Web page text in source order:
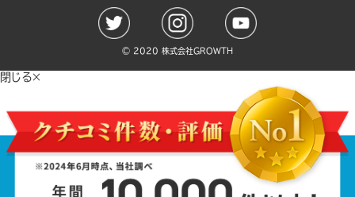
©️ 2020 株式会社GROWTH
閉じる×